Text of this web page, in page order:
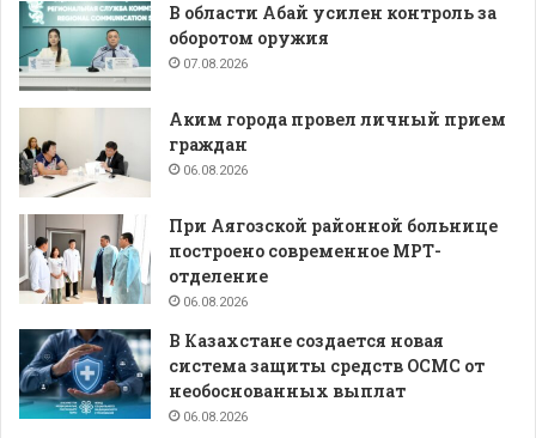
В области Абай усилен контроль за
оборотом оружия
07.08.2026
Аким города провел личный прием
граждан
06.08.2026
При Аягозской районной больнице
построено современное МРТ-
отделение
06.08.2026
В Казахстане создается новая
система защиты средств ОСМС от
необоснованных выплат
06.08.2026